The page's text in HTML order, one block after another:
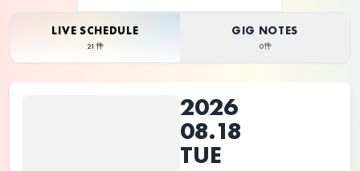
LIVE SCHEDULE
21件
GIG NOTES
0件
2026
08.18
TUE